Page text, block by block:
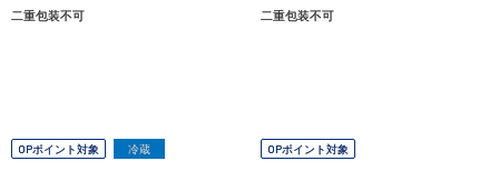
二重包装不可 二重包装不可
OPポイント対象 冷蔵 OPポイント対象